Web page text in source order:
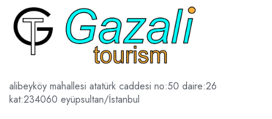
alibeyköy mahallesi atatürk caddesi no:50 daire:26
kat:234060 eyüpsultan/İstanbul